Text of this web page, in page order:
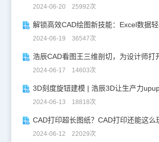
2024-06-20 25992次
2024-06-19 36547次
2024-06-17 14603次
3D刻度旋钮建模 | 浩辰3D让生产力upup
2024-06-13 18818次
CAD打印超长图纸？CAD打印还能这么
2024-06-12 22029次